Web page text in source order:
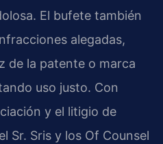
El bufete también
alegadas,
de la patente o marca
uso justo. Con
y el litigio de
Sr. Sris y los Of Counsel